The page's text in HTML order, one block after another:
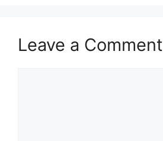
Leave a Comment